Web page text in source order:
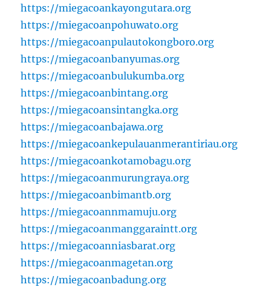
https://miegacoankayongutara.org
https://miegacoanpohuwato.org
https://miegacoanpulautokongboro.org
https://miegacoanbanyumas.org
https://miegacoanbulukumba.org
https://miegacoanbintang.org
https://miegacoansintangka.org
https://miegacoanbajawa.org
https://miegacoankepulauanmerantiriau.org
https://miegacoankotamobagu.org
https://miegacoanmurungraya.org
https://miegacoanbimantb.org
https://miegacoannmamuju.org
https://miegacoanmanggaraintt.org
https://miegacoanniasbarat.org
https://miegacoanmagetan.org
https://miegacoanbadung.org